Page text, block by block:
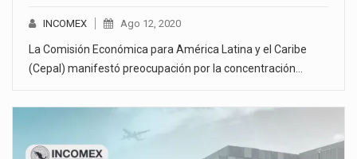
INCOMEX Ago 12, 2020
La Comisión Económica para América Latina y el Caribe
(Cepal) manifestó preocupación por la concentración…